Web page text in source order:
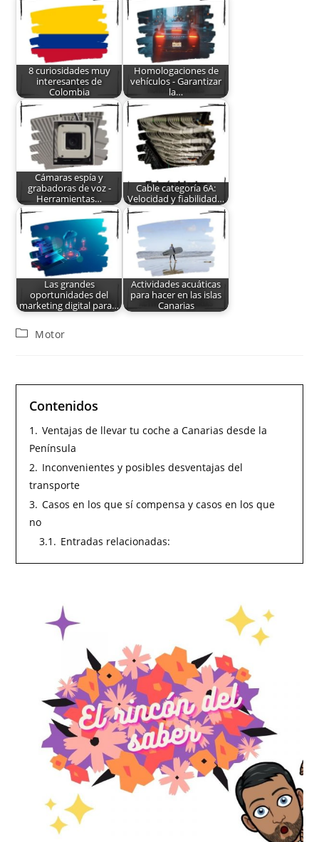
8 curiosidades muy
interesantes de
Colombia
Homologaciones de
vehículos - Garantizar
la…
Cámaras espía y
grabadoras de voz -
Herramientas…
Cable categoría 6A:
Velocidad y fiabilidad…
Las grandes
oportunidades del
marketing digital para…
Actividades acuáticas
para hacer en las islas
Canarias
Motor
Contenidos
1. Ventajas de llevar tu coche a Canarias desde la
Península
2. Inconvenientes y posibles desventajas del
transporte
3. Casos en los que sí compensa y casos en los que
no
3.1. Entradas relacionadas: